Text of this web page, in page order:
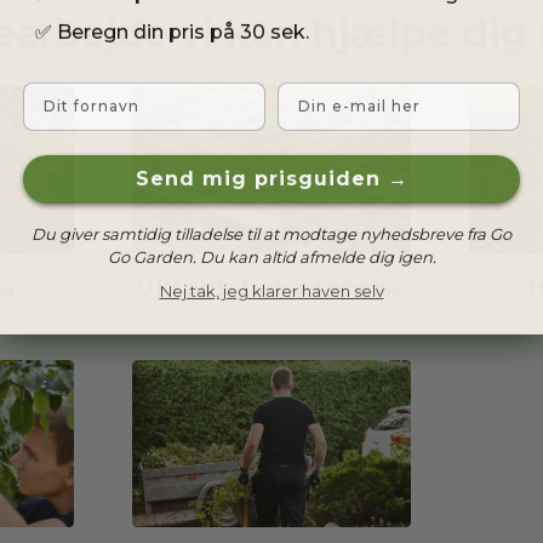
vi kan hjælpe dig
Ukrudtsbekæmpelse
✅ Beregn din pris på 30 sek.
Fornavn Email
Send mig prisguiden →
Du giver samtidig tilladelse til at modtage nyhedsbreve fra Go
Go Garden. Du kan altid afmelde dig igen.
Nej tak, jeg klarer haven selv